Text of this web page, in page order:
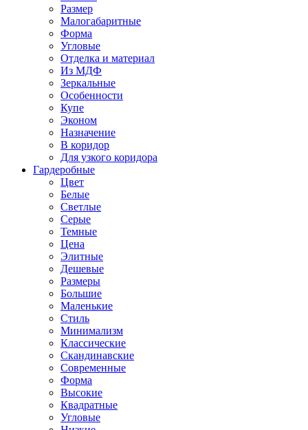
Размер
Малогабаритные
Форма
Угловые
Отделка и материал
Из МДФ
Зеркальные
Особенности
Купе
Эконом
Назначение
В коридор
Для узкого коридора
Гардеробные
Цвет
Белые
Светлые
Серые
Темные
Цена
Элитные
Дешевые
Размеры
Большие
Маленькие
Стиль
Минимализм
Классические
Скандинавские
Современные
Форма
Высокие
Квадратные
Угловые